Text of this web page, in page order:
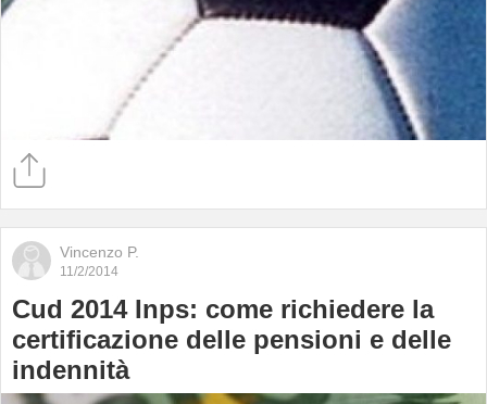
Vincenzo P.
11/2/2014
Cud 2014 Inps: come richiedere la
certificazione delle pensioni e delle
indennità